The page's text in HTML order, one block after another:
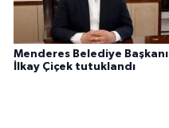
Menderes Belediye Başkanı
İlkay Çiçek tutuklandı